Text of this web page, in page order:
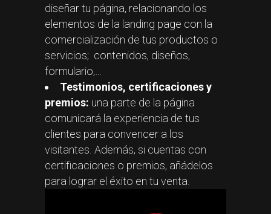
diseñar tu página, relacionando los
elementos de la landing page con la
comercialización de tus productos o
servicios; contenidos, diseños,
formulario,…
Testimonios, certificaciones y
premios: una parte de la página
comunicará la experiencia de tus
clientes para convencer a los
visitantes. Además, si cuentas con
certificaciones o premios, añádelos
para lograr el éxito en tu venta.